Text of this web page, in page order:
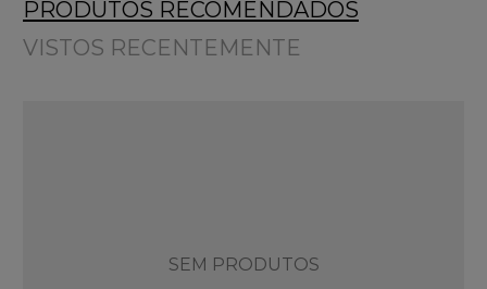
PRODUTOS RECOMENDADOS
VISTOS RECENTEMENTE
SEM PRODUTOS